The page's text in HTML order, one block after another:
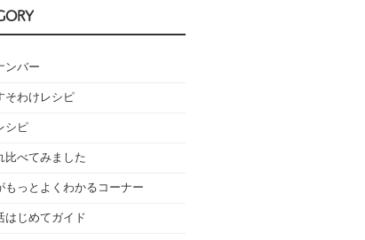
ンバー
そわけレシピ
シピ
比べてみました
もっとよくわかるコーナー
はじめてガイド